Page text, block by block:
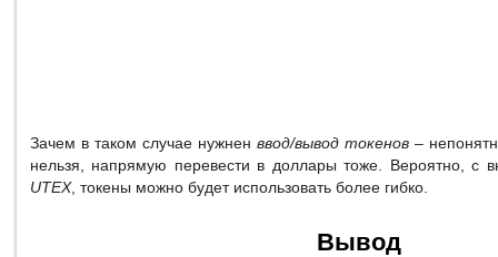
Зачем в таком случае нужнен ввод/вывод токенов –
нельзя, напрямую перевести в доллары тоже. Вероятно, с
UTEX, токены можно будет использовать более гибко.
Вывод